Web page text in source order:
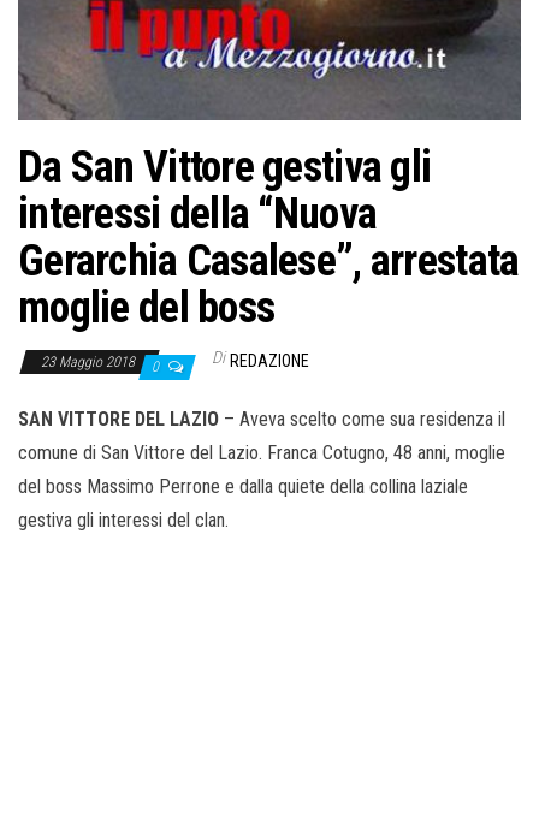
Da San Vittore gestiva gli
interessi della “Nuova
Gerarchia Casalese”, arrestata
moglie del boss
23 Maggio 2018 0 Di REDAZIONE
SAN VITTORE DEL LAZIO – Aveva scelto come sua residenza il
comune di San Vittore del Lazio. Franca Cotugno, 48 anni, moglie
del boss Massimo Perrone e dalla quiete della collina laziale
gestiva gli interessi del clan.